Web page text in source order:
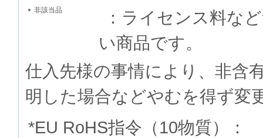
非該当品
：ライセンス料な
い商品です。
仕入先様の事情により、非含
明した場合などやむを得ず変
*EU RoHS指令（10物質）：